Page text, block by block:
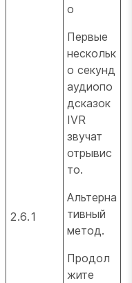
2.6.1
о
Первые
нескольк
о секунд
аудиопо
дсказок
IVR
звучат
отрывис
то.
Альтерна
тивный
метод.
Продол
жите